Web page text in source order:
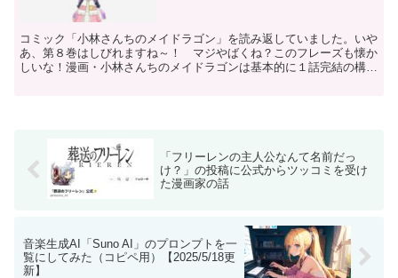
コミック「小林さんちのメイドラゴン」を読み返していました。いや
あ、第８巻はしびれますね～！ マジやばくね？このフレーズも懐か
しいな！漫画・小林さんちのメイドラゴンは基本的に１話完結の構成
「フリーレンの主人公なんて名前だっ
け？」の投稿に公式からツッコミを受け
た漫画家の話
音楽生成AI「Suno AI」のプロンプトを一
覧にしてみた（コピペ用）【2025/5/18更
新】